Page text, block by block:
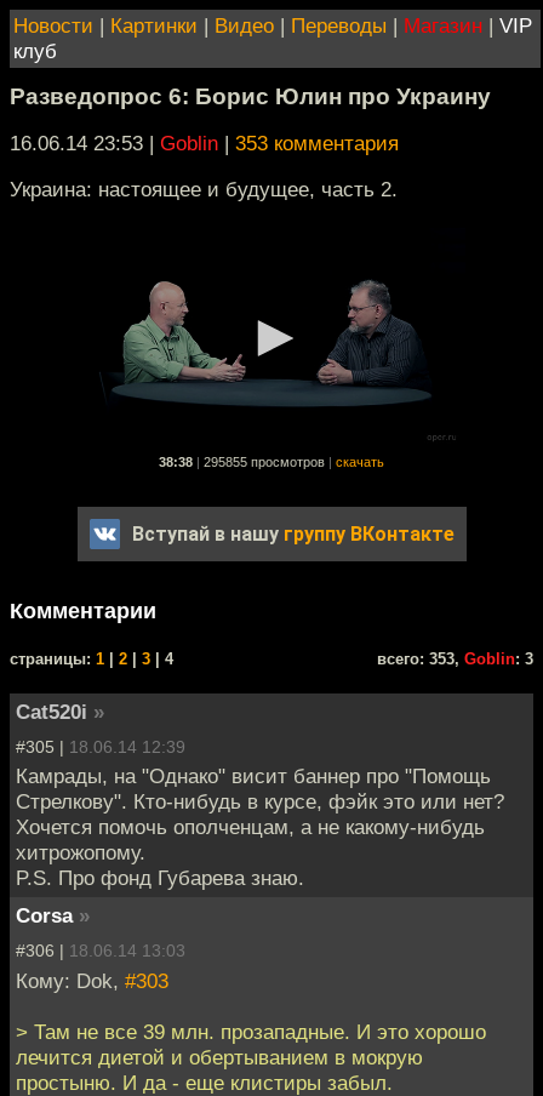
Новости | Картинки | Видео | Переводы | Магазин | VIP
клуб
Разведопрос 6: Борис Юлин про Украину
16.06.14 23:53 | Goblin | 353 комментария
Украина: настоящее и будущее, часть 2.
38:38 295855 просмотров скачать
Вступай в нашу группу ВКонтакте
Комментарии
cтраницы: 1 2 3 | 4 всего: 353, Goblin: 3
Cat520i »
#305 | 18.06.14 12:39
Камрады, на "Однако" висит баннер про "Помощь
Стрелкову". Кто-нибудь в курсе, фэйк это или нет?
Хочется помочь ополченцам, а не какому-нибудь
хитрожопому.
P.S. Про фонд Губарева знаю.
Corsa »
#306 | 18.06.14 13:03
Кому: Dok, #303
> Там не все 39 млн. прозападные. И это хорошо
лечится диетой и обертыванием в мокрую
простыню. И да - еще клистиры забыл.